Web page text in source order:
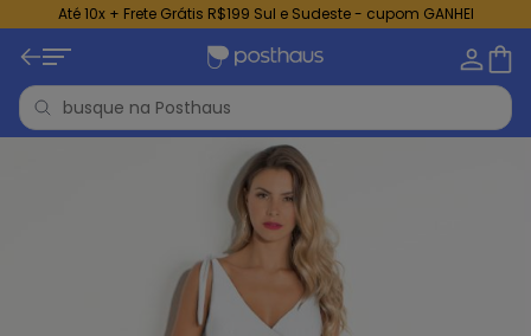
Até 10x + Frete Grátis R$199 Sul e Sudeste - cupom GANHEI